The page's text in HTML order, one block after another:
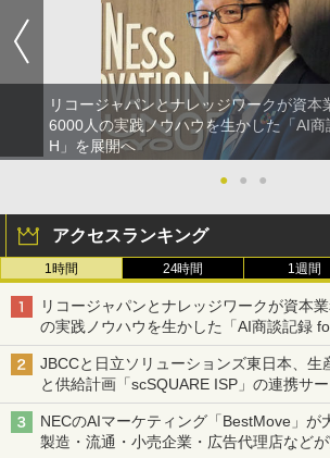
リコージャパンとナレッジワークが資本
6000人の実践ノウハウを生かした「AI
H」を展開へ
●
● ●
アクセスランキング
1時間 24時間 1週間
リコージャパンとナレッジワークが資本
の実践ノウハウを生かした「AI商談記録
JBCCと日立ソリューションズ東日本、生
と供給計画「scSQUARE ISP」の連携サ
NECのAIマーケティング「BestMove」
製造・流通・小売企業・広告代理店など